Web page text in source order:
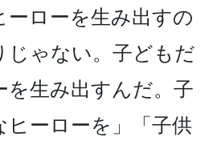
ーローを生み出すの
じゃない。子どもだ
を生み出すんだ。子
ヒーローを」「子供